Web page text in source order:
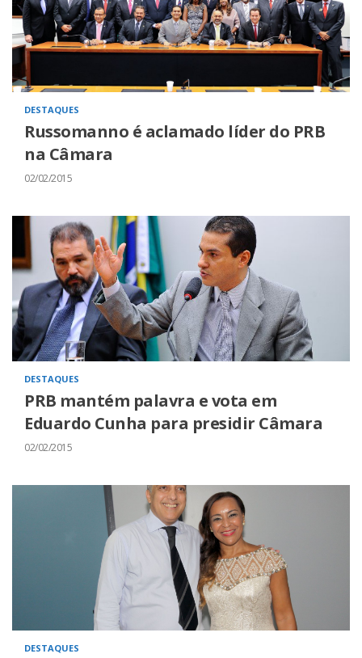
DESTAQUES
Russomanno é aclamado líder do PRB
na Câmara
02/02/2015
DESTAQUES
PRB mantém palavra e vota em
Eduardo Cunha para presidir Câmara
02/02/2015
DESTAQUES